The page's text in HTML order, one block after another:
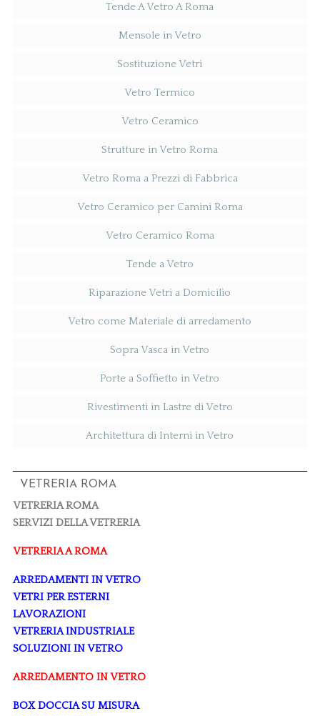
Tende A Vetro A Roma
Mensole in Vetro
Sostituzione Vetri
Vetro Termico
Vetro Ceramico
Strutture in Vetro Roma
Vetro Roma a Prezzi di Fabbrica
Vetro Ceramico per Camini Roma
Vetro Ceramico Roma
Tende a Vetro
Riparazione Vetri a Domicilio
Vetro come Materiale di arredamento
Sopra Vasca in Vetro
Porte a Soffietto in Vetro
Rivestimenti in Lastre di Vetro
Architettura di Interni in Vetro
VETRERIA ROMA
VETRERIA ROMA
SERVIZI DELLA VETRERIA
VETRERIA A ROMA
ARREDAMENTI IN VETRO
VETRI PER ESTERNI
LAVORAZIONI
VETRERIA INDUSTRIALE
SOLUZIONI IN VETRO
ARREDAMENTO IN VETRO
BOX DOCCIA SU MISURA